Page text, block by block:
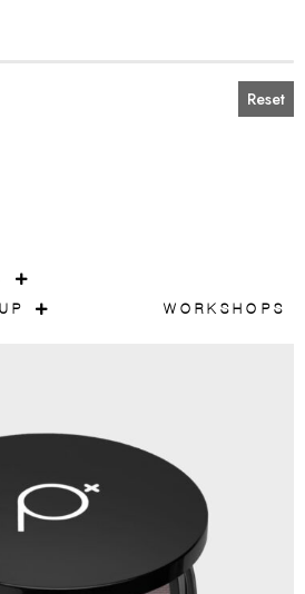
Reset
WORKSHOPS